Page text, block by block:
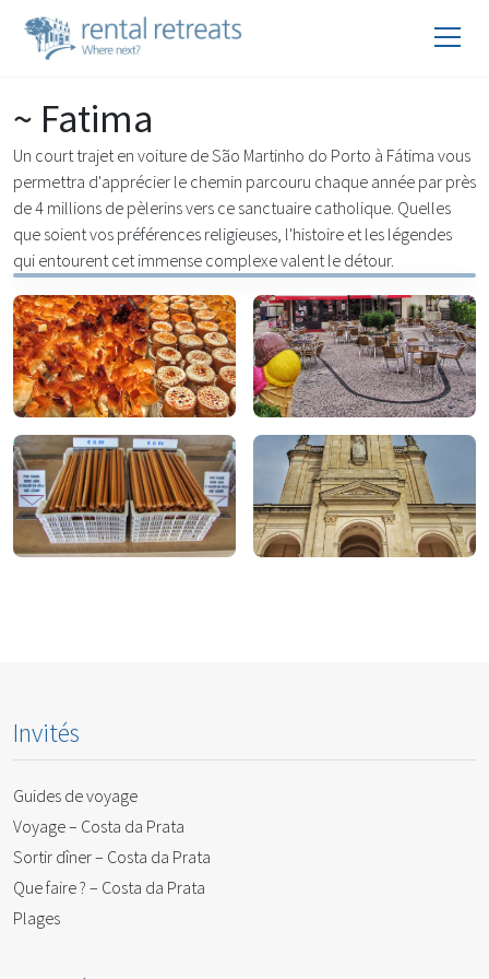
~ Fatima
Un court trajet en voiture de São Martinho do Porto à Fátima vous
permettra d'apprécier le chemin parcouru chaque année par près
de 4 millions de pèlerins vers ce sanctuaire catholique. Quelles
que soient vos préférences religieuses, l'histoire et les légendes
qui entourent cet immense complexe valent le détour.
À manger À boire
Invités
Guides de voyage
Voyage – Costa da Prata
Sortir dîner – Costa da Prata
Que faire ? – Costa da Prata
Plages